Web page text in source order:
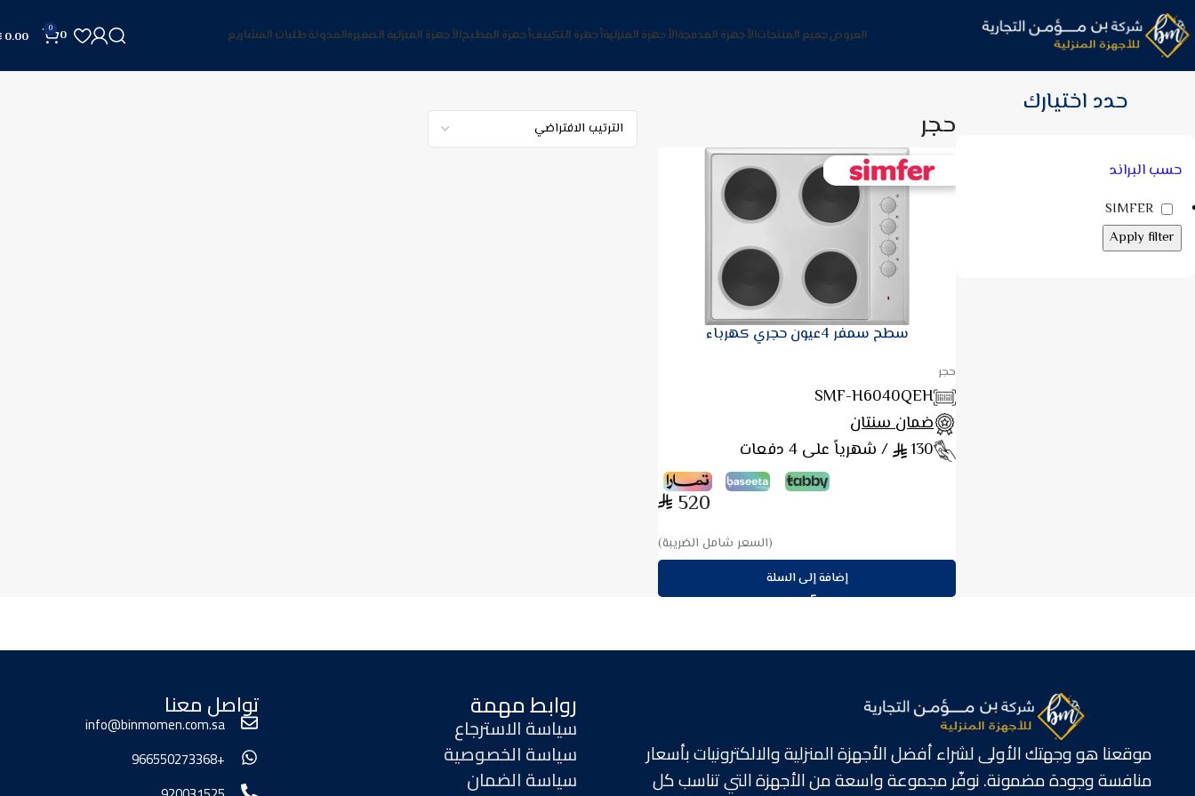
العروضجميع المنتجاتالأجهزة المدمجةالأجهزة المنزليةأجهزة التكييفأجهزة المطبخالأجهزة المنزلية الصغيرةالمدونةطلبات المشاريع 0
0
0.00
عرض النتيجة الوحيدة
حدد اختيارك
حسب البراند
SIMFER
Apply filter
حجر
سطح سمفر 4عيون حجري كهرباء
حجر
SMF-H6040QEH
ضمان سنتان
130
/ شهرياً على 4 دفعات
520
(السعر شامل الضريبة)
إضافة إلى السلة
موقعنا هو وجهتك الأولى لشراء أفضل الأجهزة المنزلية والالكترونيات بأسعار
منافسة وجودة مضمونة. نوفّر مجموعة واسعة من الأجهزة التي تناسب كل
روابط مهمة
سياسة الاسترجاع
سياسة الخصوصية
سياسة الضمان
تواصل معنا
info@binmomen.com.sa
+966550273368